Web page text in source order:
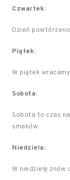
Czwartek:
Dzień
Piątek:
W piątek
Sobota:
Sobota to czas
smaków.
Niedziela:
W niedzielę znów